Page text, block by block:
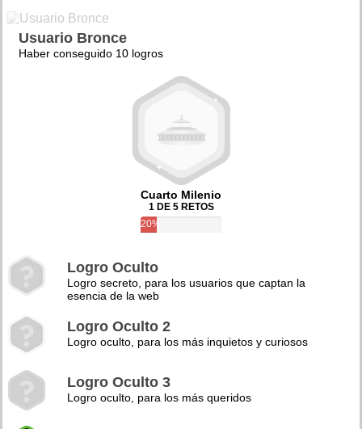
Usuario Bronce
Haber conseguido 10 logros
Cuarto Milenio
1 DE 5 RETOS
20%
Logro Oculto
Logro secreto, para los usuarios que captan la
esencia de la web
Logro Oculto 2
Logro oculto, para los más inquietos y curiosos
Logro Oculto 3
Logro oculto, para los más queridos